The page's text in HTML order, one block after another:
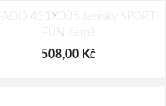
zelené
1 272,00 Kč
451X005 tenisky SPORT
FUN černé
508,00 Kč